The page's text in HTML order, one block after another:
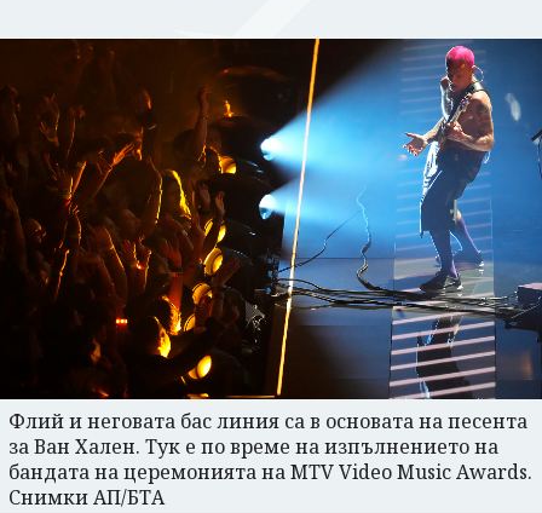
Флий и неговата бас линия са в основата на песента
за Ван Хален. Тук е по време на изпълнението на
бандата на церемонията на MTV Video Music Awards.
Снимки АП/БТА